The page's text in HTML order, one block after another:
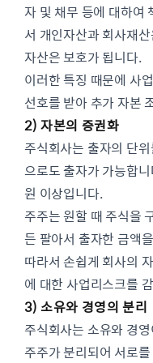
자 및 채무 등에 대하여
서 개인자산과 회사재
자산은 보호가 됩니다.
이러한 특징 때문에 사
선호를 받아 추가 자본
2) 자본의 증권화
주식회사는 출자의 단
으로도 출자가 가능합
원 이상입니다.
주주는 원할 때 주식을
든 팔아서 출자한 금액
따라서 손쉽게 회사의
에 대한 사업리스크를
3) 소유와 경영의 분리
주식회사는 소유와 경
주주가 분리되어 서로